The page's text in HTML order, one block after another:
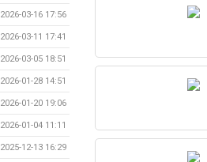
2026-03-16 17:56
2026-03-11 17:41
2026-03-05 18:51
2026-01-28 14:51
2026-01-20 19:06
2026-01-04 11:11
2025-12-13 16:29